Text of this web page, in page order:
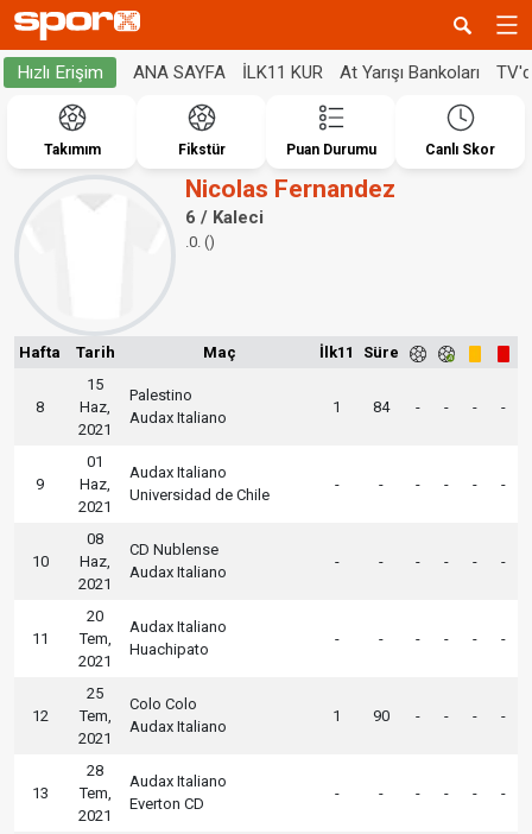
Hızlı Erişim ANA SAYFA İLK11 KUR At Yarışı Bankoları
Takımım Fikstür Puan Durumu Canlı Skor
Nicolas Fernandez
6 / Kaleci
.0. ()
Hafta Tarih Maç İlk11 Süre
8
15
Haz,
2021
Palestino
Audax Italiano
1 84 - - - -
9
01
Haz,
2021
Audax Italiano
Universidad de Chile
- - - - - -
10
08
Haz,
2021
CD Nublense
Audax Italiano
- - - - - -
11
20
Tem,
2021
Audax Italiano
Huachipato
- - - - - -
12
25
Tem,
2021
Colo Colo
Audax Italiano
1 90 - - - -
13
28
Tem,
2021
Audax Italiano
Everton CD
- - - - - -